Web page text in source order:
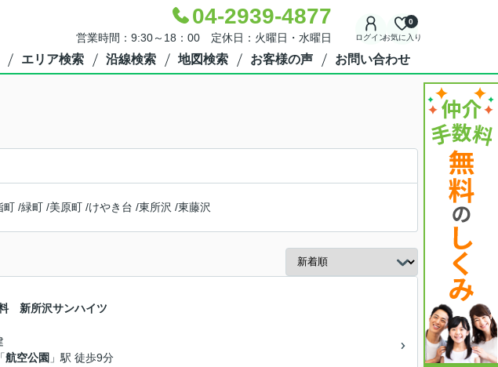
04-2939-4877
営業時間：9:30～18：00 定休日：火曜日・水曜日 ログインお気に入り
0
エリア検索 沿線検索 地図検索 お客様の声 お問い合わせ
町 /緑町 /美原町 /けやき台 /東所沢 /東藤沢
新所沢サンハイツ
「航空公園 」駅 徒歩9分